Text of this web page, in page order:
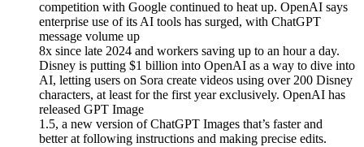
competition with Google continued to heat up. OpenAI says
enterprise use of its AI tools has surged, with ChatGPT
message volume up
8x since late 2024 and workers saving up to an hour a day.
Disney is putting $1 billion into OpenAI as a way to dive into
AI, letting users on Sora create videos using over 200 Disney
characters, at least for the first year exclusively. OpenAI has
released GPT Image
1.5, a new version of ChatGPT Images that’s faster and
better at following instructions and making precise edits.